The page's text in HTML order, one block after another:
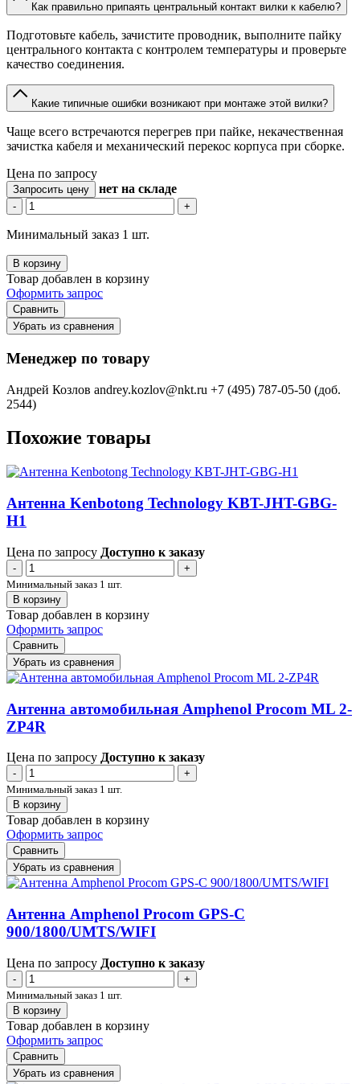
Как правильно припаять центральный контакт вилки к кабелю?
Подготовьте кабель, зачистите проводник, выполните пайку
центрального контакта с контролем температуры и проверьте
качество соединения.
Какие типичные ошибки возникают при монтаже этой вилки?
Чаще всего встречаются перегрев при пайке, некачественная
зачистка кабеля и механический перекос корпуса при сборке.
Цена по запросу
Запросить цену нет на складе
- +
Минимальный заказ 1 шт.
В корзину
Товар добавлен в корзину
Оформить запрос
Сравнить
Убрать из сравнения
Менеджер по товару
Андрей Козлов andrey.kozlov@nkt.ru +7 (495) 787-05-50 (доб.
2544)
Похожие товары
Антенна Kenbotong Technology KBT-JHT-GBG-
H1
Цена по запросу Доступно к заказу
-
+
Минимальный заказ 1 шт.
В корзину
Товар добавлен в корзину
Оформить запрос
Сравнить
Убрать из сравнения
Антенна автомобильная Amphenol Procom ML 2-
ZP4R
Цена по запросу Доступно к заказу
-
+
Минимальный заказ 1 шт.
В корзину
Товар добавлен в корзину
Оформить запрос
Сравнить
Убрать из сравнения
Антенна Amphenol Procom GPS-C
900/1800/UMTS/WIFI
Цена по запросу Доступно к заказу
-
+
Минимальный заказ 1 шт.
В корзину
Товар добавлен в корзину
Оформить запрос
Сравнить
Убрать из сравнения